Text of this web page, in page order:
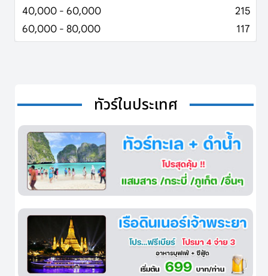
40,000 - 60,000
215
60,000 - 80,000
117
ทัวร์ในประเทศ